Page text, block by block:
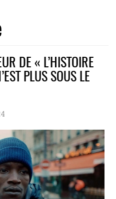
DE « L’HISTOIRE
PLUS SOUS LE